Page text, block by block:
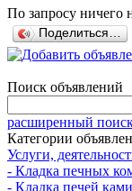
По запросу ничего
Поделиться…
Поиск объявлений
расширенный
Категории
Услуги,
- Кладка печных
- Кладка печей